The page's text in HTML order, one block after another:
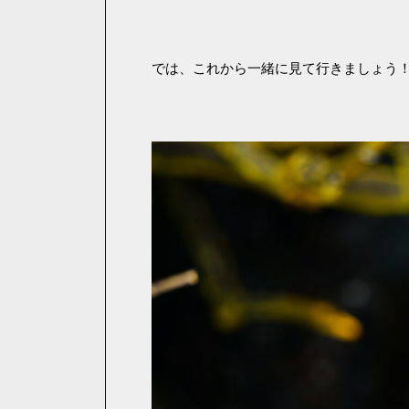
では、これから一緒に見て行きましょう